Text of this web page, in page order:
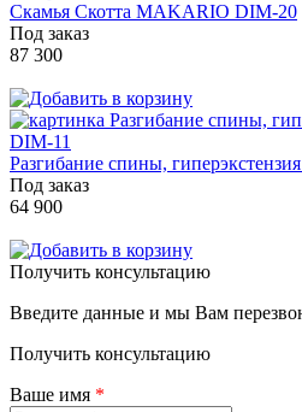
Скамья Скотта MAKARIO DIM-20
Под заказ
87 300
Разгибание спины,
Под заказ
64 900
Получить консультацию
Введите данные и мы Вам
Получить консультацию
Ваше имя *